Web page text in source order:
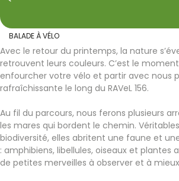
All events
BALADE À VÉLO
Avec le retour du printemps, la nature
retrouvent leurs couleurs. C’est le
enfourcher votre vélo et partir avec nous
rafraîchissante le long du RAVeL 156.
Au fil du parcours, nous ferons plusieurs
les mares qui bordent le chemin.
biodiversité, elles abritent une faune et
: amphibiens, libellules, oiseaux et
de petites merveilles à observer et à